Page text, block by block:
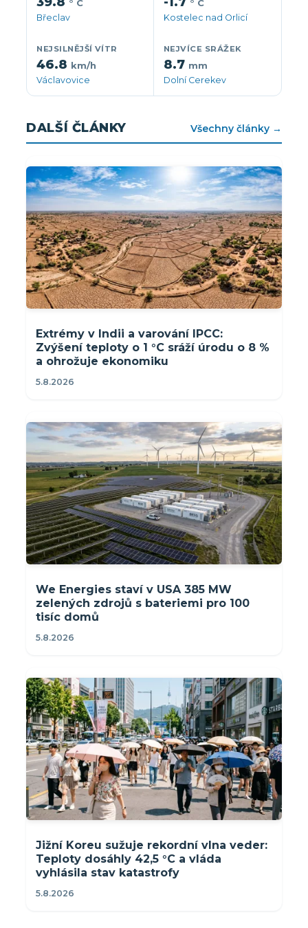
° C
Břeclav
° C
Kostelec nad Orlicí
NEJSILNĚJŠÍ VÍTR
46.8 km/h
Václavovice
NEJVÍCE SRÁŽEK
8.7 mm
Dolní Cerekev
DALŠÍ ČLÁNKY Všechny články →
Extrémy v Indii a varování IPCC:
Zvýšení teploty o 1 °C sráží úrodu o 8 %
a ohrožuje ekonomiku
5.8.2026
We Energies staví v USA 385 MW
zelených zdrojů s bateriemi pro 100
tisíc domů
5.8.2026
Jižní Koreu sužuje rekordní vlna veder:
Teploty dosáhly 42,5 °C a vláda
vyhlásila stav katastrofy
5.8.2026